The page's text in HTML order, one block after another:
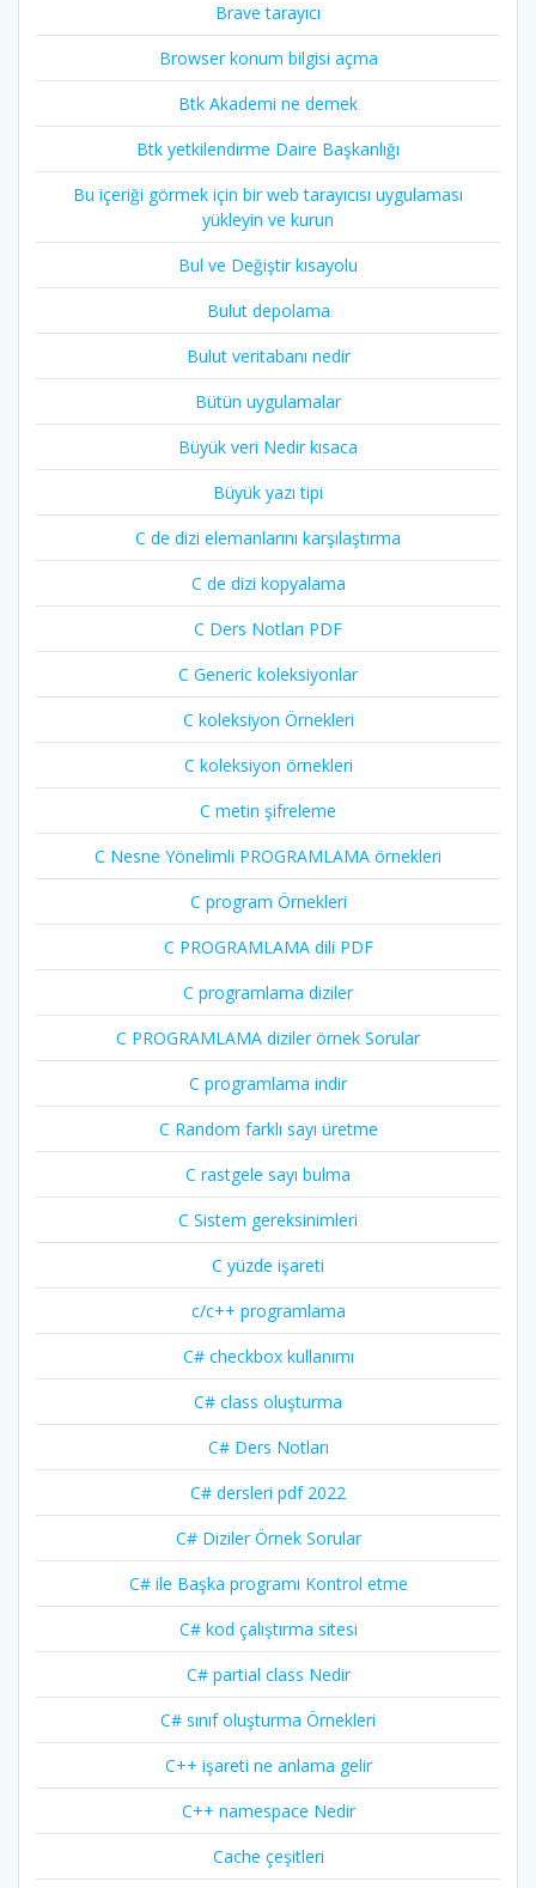
Brave tarayıcı
Browser konum bilgisi açma
Btk Akademi ne demek
Btk yetkilendirme Daire Başkanlığı
Bu içeriği görmek için bir web tarayıcısı uygulaması
yükleyin ve kurun
Bul ve Değiştir kısayolu
Bulut depolama
Bulut veritabanı nedir
Bütün uygulamalar
Büyük veri Nedir kısaca
Büyük yazı tipi
C de dizi elemanlarını karşılaştırma
C de dizi kopyalama
C Ders Notları PDF
C Generic koleksiyonlar
C koleksiyon Örnekleri
C koleksiyon örnekleri
C metin şifreleme
C Nesne Yönelimli PROGRAMLAMA örnekleri
C program Örnekleri
C PROGRAMLAMA dili PDF
C programlama diziler
C PROGRAMLAMA diziler örnek Sorular
C programlama indir
C Random farklı sayı üretme
C rastgele sayı bulma
C Sistem gereksinimleri
C yüzde işareti
c/c++ programlama
C# checkbox kullanımı
C# class oluşturma
C# Ders Notları
C# dersleri pdf 2022
C# Diziler Örnek Sorular
C# ile Başka programı Kontrol etme
C# kod çalıştırma sitesi
C# partial class Nedir
C# sınıf oluşturma Örnekleri
C++ işareti ne anlama gelir
C++ namespace Nedir
Cache çeşitleri